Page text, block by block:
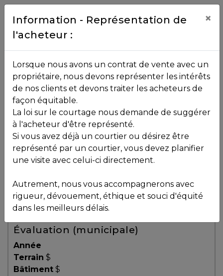
Contact
NOS
PROPRIÉTÉS
VOS
COURTIERS
Équipe
Partenaires
Témoignages
Blogue
Toutes les propriétés
Vendu
, , ,
J0T 2R0
Voir plus de photos
Évaluation (municipale)
Année
Terrain $
Bâtiment $
Information - Représentation de
l'acheteur :
×
Lorsque nous avons un contrat de vente avec un
propriétaire, nous devons représenter les intérêts
de nos clients et devons traiter les acheteurs de
façon équitable.
La loi sur le courtage nous demande de suggérer
à l'acheteur d'être représenté.
Si vous avez déjà un courtier ou désirez être
représenté par un courtier, vous devez planifier
une visite avec celui-ci directement.
Autrement, nous vous accompagnerons avec
rigueur, dévouement, éthique et souci d'équité
dans les meilleurs délais.